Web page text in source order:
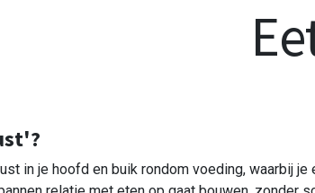
in je hoofd en buik rondom voeding, waarbij